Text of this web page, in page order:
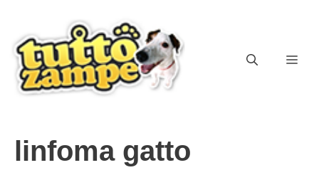
contenuto
linfoma gatto